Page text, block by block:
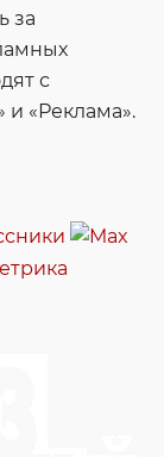
за
с
и «Реклама».